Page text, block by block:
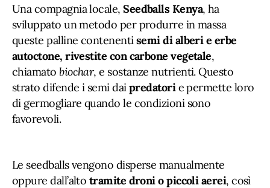
Una compagnia locale,Seedballs Kenya, ha
sviluppato un metodo per produrre in massa
queste palline contenentisemi di alberi e erbe
autoctone, rivestite con carbone vegetale,
chiamatobiochar, e sostanze nutrienti. Questo
strato difende i semi daipredatorie permette loro
di germogliare quando le condizioni sono
favorevoli.
Le seedballs vengono disperse manualmente
oppure dall’alto tramite droni o piccoli aerei, così